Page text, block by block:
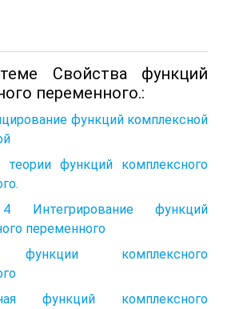
Свойства функций
переменного.:
функций комплексной
функций комплексного
Интегрирование функций
переменного
функции комплексного
функций комплексного